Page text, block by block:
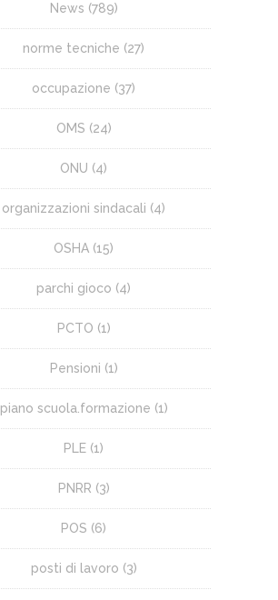
News (789)
norme tecniche (27)
occupazione (37)
OMS (24)
ONU (4)
organizzazioni sindacali (4)
OSHA (15)
parchi gioco (4)
PCTO (1)
Pensioni (1)
piano scuola.formazione (1)
PLE (1)
PNRR (3)
POS (6)
posti di lavoro (3)